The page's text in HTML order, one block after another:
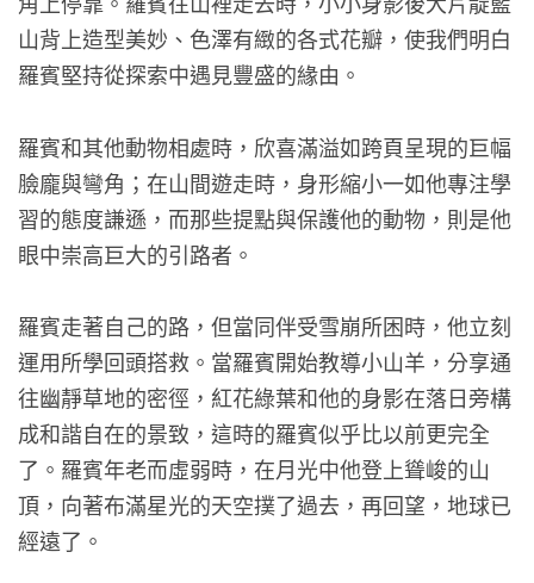
山背上造型美妙、色澤有緻的各式花瓣，使我們明白
羅賓堅持從探索中遇見豐盛的緣由。
羅賓和其他動物相處時，欣喜滿溢如跨頁呈現的巨幅
臉龐與彎角；在山間遊走時，身形縮小一如他專注學
習的態度謙遜，而那些提點與保護他的動物，則是他
眼中崇高巨大的引路者。
羅賓走著自己的路，但當同伴受雪崩所困時，他立刻
運用所學回頭搭救。當羅賓開始教導小山羊，分享通
往幽靜草地的密徑，紅花綠葉和他的身影在落日旁構
成和諧自在的景致，這時的羅賓似乎比以前更完全
了。羅賓年老而虛弱時，在月光中他登上聳峻的山
頂，向著布滿星光的天空撲了過去，再回望，地球已
經遠了。